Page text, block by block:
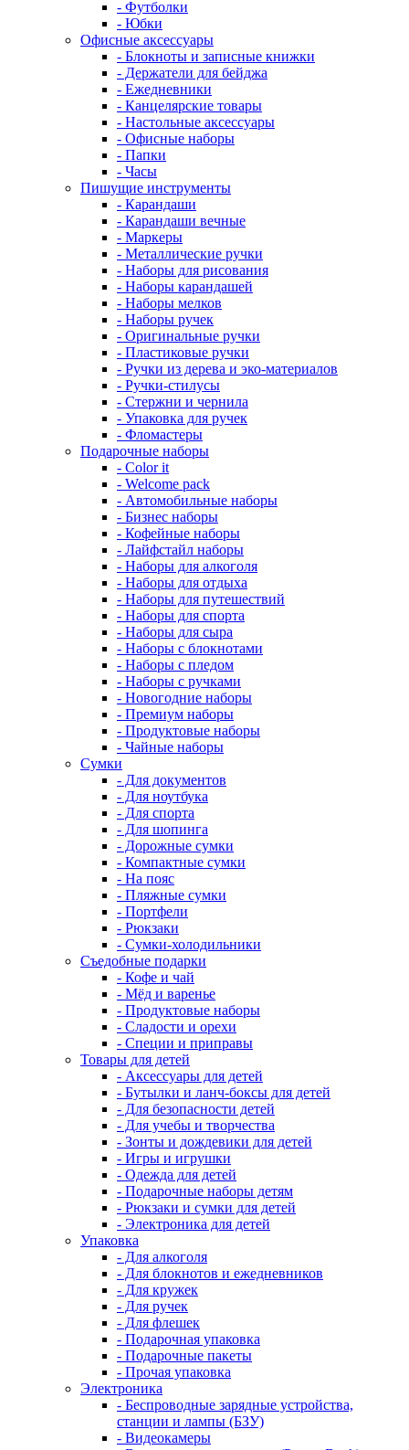
- Футболки
- Юбки
Офисные аксессуары
- Блокноты и записные книжки
- Держатели для бейджа
- Ежедневники
- Канцелярские товары
- Настольные аксессуары
- Офисные наборы
- Папки
- Часы
Пишущие инструменты
- Карандаши
- Карандаши вечные
- Маркеры
- Металлические ручки
- Наборы для рисования
- Наборы карандашей
- Наборы мелков
- Наборы ручек
- Оригинальные ручки
- Пластиковые ручки
- Ручки из дерева и эко-материалов
- Ручки-стилусы
- Стержни и чернила
- Упаковка для ручек
- Фломастеры
Подарочные наборы
- Color it
- Welcome pack
- Автомобильные наборы
- Бизнес наборы
- Кофейные наборы
- Лайфстайл наборы
- Наборы для алкоголя
- Наборы для отдыха
- Наборы для путешествий
- Наборы для спорта
- Наборы для сыра
- Наборы с блокнотами
- Наборы с пледом
- Наборы с ручками
- Новогодние наборы
- Премиум наборы
- Продуктовые наборы
- Чайные наборы
Сумки
- Для документов
- Для ноутбука
- Для спорта
- Для шопинга
- Дорожные сумки
- Компактные сумки
- На пояс
- Пляжные сумки
- Портфели
- Рюкзаки
- Сумки-холодильники
Съедобные подарки
- Кофе и чай
- Мёд и варенье
- Продуктовые наборы
- Сладости и орехи
- Специи и приправы
Товары для детей
- Аксессуары для детей
- Бутылки и ланч-боксы для детей
- Для безопасности детей
- Для учебы и творчества
- Зонты и дождевики для детей
- Игры и игрушки
- Одежда для детей
- Подарочные наборы детям
- Рюкзаки и сумки для детей
- Электроника для детей
Упаковка
- Для алкоголя
- Для блокнотов и ежедневников
- Для кружек
- Для ручек
- Для флешек
- Подарочная упаковка
- Подарочные пакеты
- Прочая упаковка
Электроника
- Беспроводные зарядные устройства,
станции и лампы (БЗУ)
- Видеокамеры